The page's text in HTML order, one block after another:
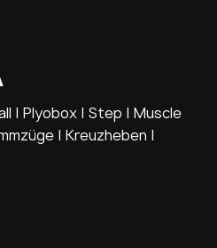
| Plyobox | Step | Muscle
| Kreuzheben |